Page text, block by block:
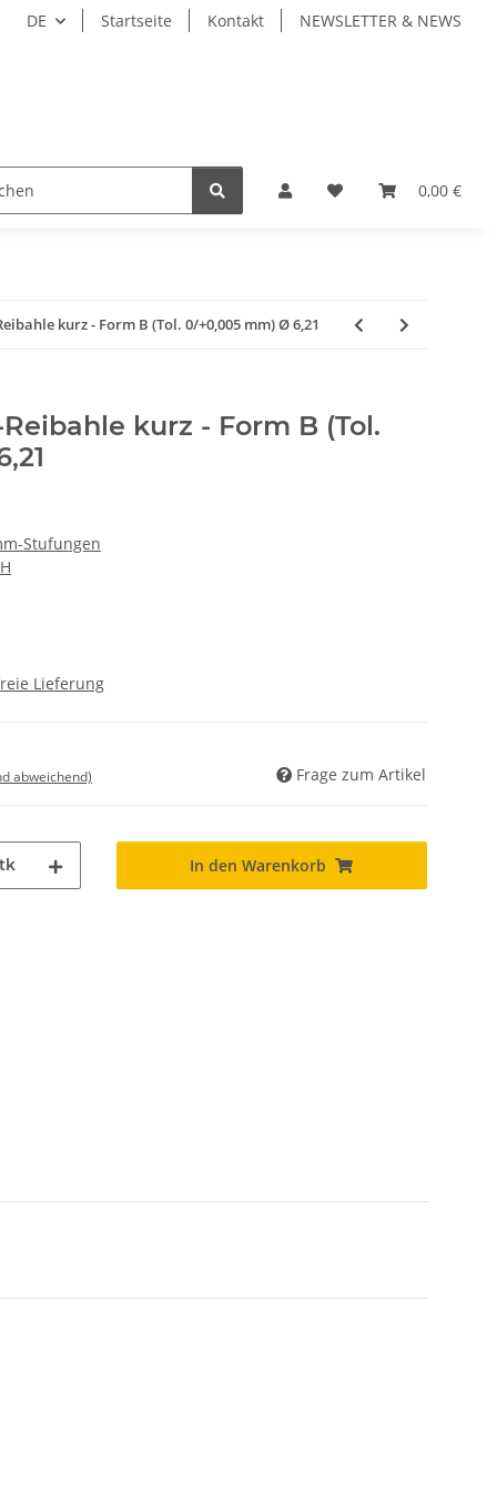
DE Startseite Kontakt NEWSLETTER & NEWS
0,00 €
WERKZEUGAUFNAHMEN
kurz - Form B (Tol. 0/+0,005 mm) Ø 6,21
kurz - Form B (Tol.
Stufungen
Lieferung
abweichend) Frage zum Artikel
In den Warenkorb